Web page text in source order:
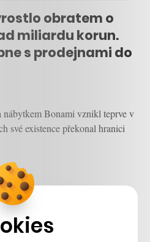
obratem o
miliardu korun.
s prodejnami do
Bonami vznikl teprve v
své existence překonal hranici